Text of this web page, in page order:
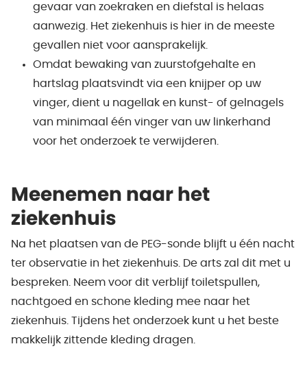
gevaar van zoekraken en diefstal is helaas
aanwezig. Het ziekenhuis is hier in de meeste
gevallen niet voor aansprakelijk.
Omdat bewaking van zuurstofgehalte en
hartslag plaatsvindt via een knijper op uw
vinger, dient u nagellak en kunst- of gelnagels
van minimaal één vinger van uw linkerhand
voor het onderzoek te verwijderen.
Meenemen naar het
ziekenhuis
Na het plaatsen van de PEG-sonde blijft u één nacht
ter observatie in het ziekenhuis. De arts zal dit met u
bespreken. Neem voor dit verblijf toiletspullen,
nachtgoed en schone kleding mee naar het
ziekenhuis. Tijdens het onderzoek kunt u het beste
makkelijk zittende kleding dragen.